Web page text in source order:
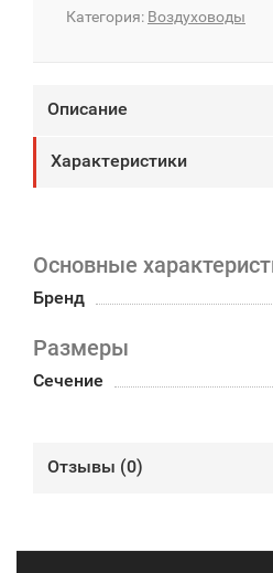
Категория: Воздуховоды
Описание
Характеристики
Основные
Бренд
Размеры
Сечение
Отзывы (0)